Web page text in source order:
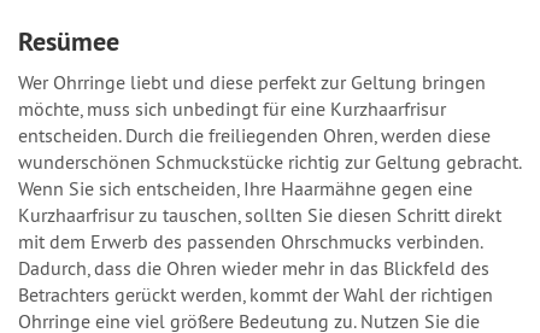
Resümee
Wer Ohrringe liebt und diese perfekt zur Geltung bringen
möchte, muss sich unbedingt für eine Kurzhaarfrisur
entscheiden. Durch die freiliegenden Ohren, werden diese
wunderschönen Schmuckstücke richtig zur Geltung gebracht.
Wenn Sie sich entscheiden, Ihre Haarmähne gegen eine
Kurzhaarfrisur zu tauschen, sollten Sie diesen Schritt direkt
mit dem Erwerb des passenden Ohrschmucks verbinden.
Dadurch, dass die Ohren wieder mehr in das Blickfeld des
Betrachters gerückt werden, kommt der Wahl der richtigen
Ohrringe eine viel größere Bedeutung zu. Nutzen Sie die